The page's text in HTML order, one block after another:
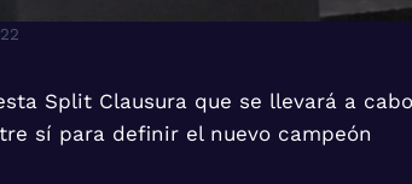
Split Clausura que se llevará a cabo
sí para definir el nuevo campeón